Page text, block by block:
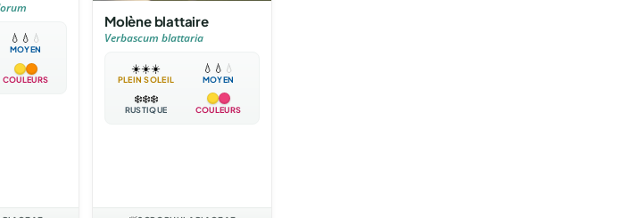
💧 💧 💧
MOYEN
COULEURS
Molène blattaire
Verbascum blattaria
☀️☀️☀️
PLEIN SOLEIL
💧 💧 💧
MOYEN
❄️❄️❄️
RUSTIQUE COULEURS